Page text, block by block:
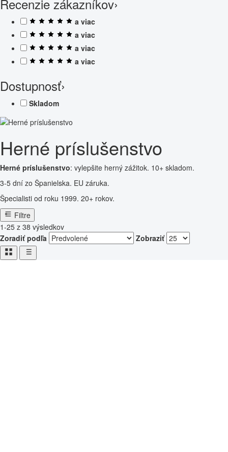
Recenzie zákazníkov›
a viac
a viac
a viac
a viac
Dostupnosť›
Skladom
Herné príslušenstvo
Herné príslušenstvo: vylepšite herný zážitok. 10+ skladom.
3-5 dní zo Španielska. EU záruka.
Špecialisti od roku 1999. 20+ rokov.
Filtre
1-25 z 38 výsledkov
Zoradiť podľa
Zobraziť